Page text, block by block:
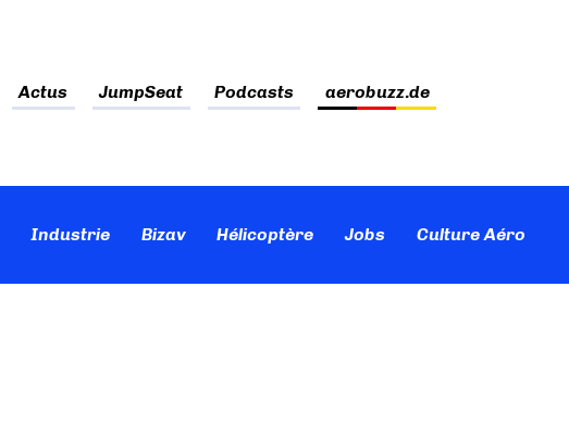
Actus JumpSeat Podcasts aerobuzz.de
Industrie Bizav Hélicoptère Jobs Culture Aéro